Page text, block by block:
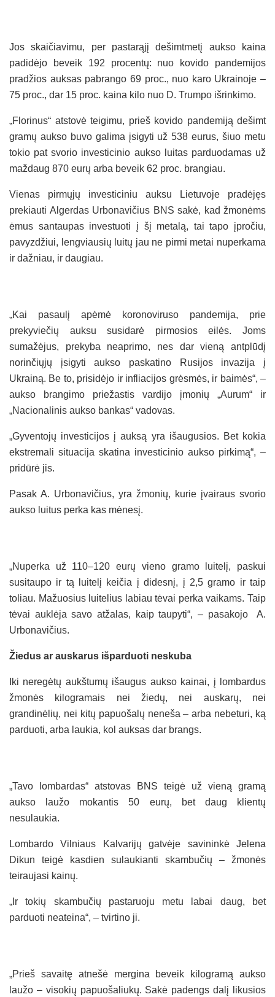
Jos skaičiavimu, per pastarąjį dešimtmetį aukso kaina
padidėjo beveik 192 procentų: nuo kovido pandemijos
pradžios auksas pabrango 69 proc., nuo karo Ukrainoje –
75 proc., dar 15 proc. kaina kilo nuo D. Trumpo išrinkimo.
„Florinus“ atstovė teigimu, prieš kovido pandemiją dešimt
gramų aukso buvo galima įsigyti už 538 eurus, šiuo metu
tokio pat svorio investicinio aukso luitas parduodamas už
maždaug 870 eurų arba beveik 62 proc. brangiau.
Vienas pirmųjų investiciniu auksu Lietuvoje pradėjęs
prekiauti Algerdas Urbonavičius BNS sakė, kad žmonėms
ėmus santaupas investuoti į šį metalą, tai tapo įpročiu,
pavyzdžiui, lengviausių luitų jau ne pirmi metai nuperkama
ir dažniau, ir daugiau.
„Kai pasaulį apėmė koronoviruso pandemija, prie
prekyviečių auksu susidarė pirmosios eilės. Joms
sumažėjus, prekyba neaprimo, nes dar vieną antplūdį
norinčiųjų įsigyti aukso paskatino Rusijos invazija į
Ukrainą. Be to, prisidėjo ir infliacijos grėsmės, ir baimės“, –
aukso brangimo priežastis vardijo įmonių „Aurum“ ir
„Nacionalinis aukso bankas“ vadovas.
„Gyventojų investicijos į auksą yra išaugusios. Bet kokia
ekstremali situacija skatina investicinio aukso pirkimą“, –
pridūrė jis.
Pasak A. Urbonavičius, yra žmonių, kurie įvairaus svorio
aukso luitus perka kas mėnesį.
„Nuperka už 110–120 eurų vieno gramo luitelį, paskui
susitaupo ir tą luitelį keičia į didesnį, į 2,5 gramo ir taip
toliau. Mažuosius luitelius labiau tėvai perka vaikams. Taip
tėvai auklėja savo atžalas, kaip taupyti“, – pasakojo A.
Urbonavičius.
Žiedus ar auskarus išparduoti neskuba
Iki neregėtų aukštumų išaugus aukso kainai, į lombardus
žmonės kilogramais nei žiedų, nei auskarų, nei
grandinėlių, nei kitų papuošalų neneša – arba nebeturi, ką
parduoti, arba laukia, kol auksas dar brangs.
„Tavo lombardas“ atstovas BNS teigė už vieną gramą
aukso laužo mokantis 50 eurų, bet daug klientų
nesulaukia.
Lombardo Vilniaus Kalvarijų gatvėje savininkė Jelena
Dikun teigė kasdien sulaukianti skambučių – žmonės
teiraujasi kainų.
„Ir tokių skambučių pastaruoju metu labai daug, bet
parduoti neateina“, – tvirtino ji.
„Prieš savaitę atnešė mergina beveik kilogramą aukso
laužo – visokių papuošaliukų. Sakė padengs dalį likusios